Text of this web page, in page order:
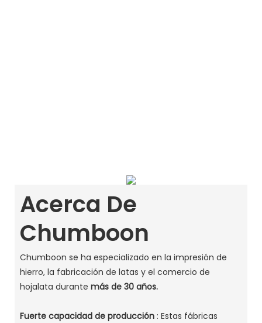
Acerca De
Chumboon
Chumboon se ha especializado en la impresión de
hierro, la fabricación de latas y el comercio de
hojalata durante más de 30 años.
Fuerte capacidad de producción : Estas fábricas